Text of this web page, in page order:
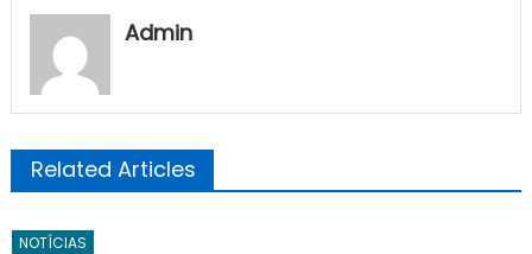
Admin
Related Articles
NOTÍCIAS